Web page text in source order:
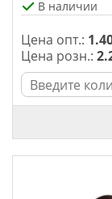
В наличии
Цена опт.:
Цена розн.: